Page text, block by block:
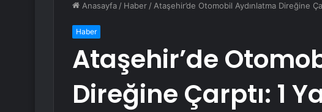
Anasayfa / Haber / Ataşehir’de Otomobil Aydınlatma Direğine
Haber
Ataşehir’de
Direğine Çarptı: 1